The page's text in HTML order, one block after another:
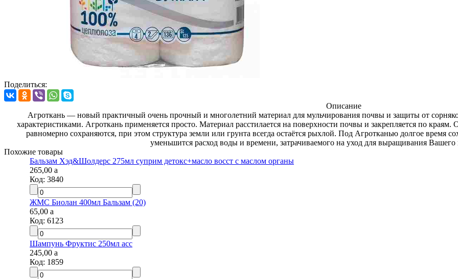
Поделиться:
Описание
Агроткань — новый практичный очень прочный и многолетний материал для мульчирования почвы и защиты от
характеристиками. Агроткань применяется просто. Материал расстилается на поверхности почвы и закрепляется по
равномерно сохраняются, при этом структура земли или грунта всегда остаётся рыхлой. Под Агротканью долгое время
уменьшится расход воды и времени, затрачиваемого на уход для выращивания Вашего
Похожие товары
Бальзам Хэд&Шолдерс 275мл суприм детокс+масло восст с маслом органы
265,00 a
Код: 3840
ЖМС Биолан 400мл Бальзам (20)
65,00 a
Код: 6123
Шампунь Фруктис 250мл асс
245,00 a
Код: 1859